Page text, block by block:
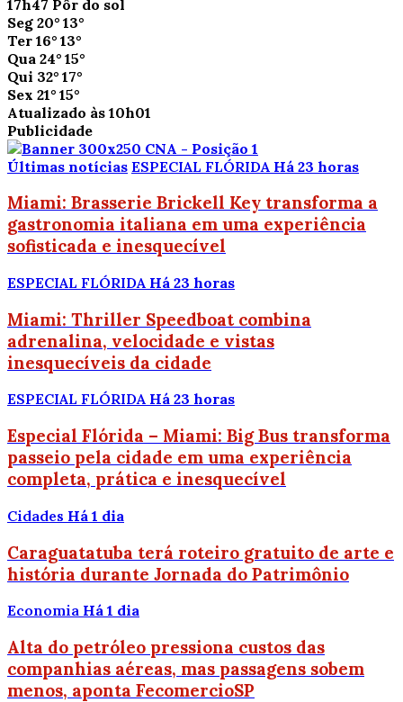
17h47 Pôr do sol
Seg 20° 13°
Ter 16° 13°
Qua 24° 15°
Qui 32° 17°
Sex 21° 15°
Atualizado às 10h01
Publicidade
Últimas notícias ESPECIAL FLÓRIDA Há 23 horas
Miami: Brasserie Brickell Key transforma a
gastronomia italiana em uma experiência
sofisticada e inesquecível
ESPECIAL FLÓRIDA Há 23 horas
Miami: Thriller Speedboat combina
adrenalina, velocidade e vistas
inesquecíveis da cidade
ESPECIAL FLÓRIDA Há 23 horas
Especial Flórida – Miami: Big Bus transforma
passeio pela cidade em uma experiência
completa, prática e inesquecível
Cidades Há 1 dia
Caraguatatuba terá roteiro gratuito de arte e
história durante Jornada do Patrimônio
Economia Há 1 dia
Alta do petróleo pressiona custos das
companhias aéreas, mas passagens sobem
menos, aponta FecomercioSP